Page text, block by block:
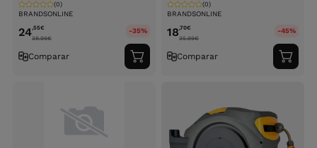
BRANDSONLINE
(0)
24,55€
38.99€
-35%
Comparar
Adicionar
ao
BRANDSONLINE
(0)
18,70€
35.99€
-45%
Comparar
ao